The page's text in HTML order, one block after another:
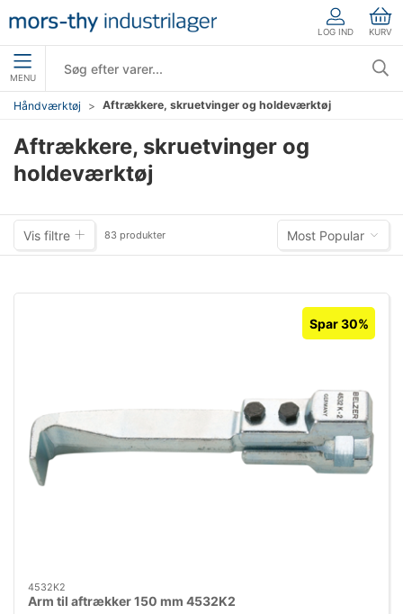
LOG IND KURV
MENU
Håndværktøj Aftrækkere, skruetvinger og holdeværktøj
Aftrækkere, skruetvinger og
holdeværktøj
Vis filtre 83 produkter Most Popular
Spar 30%
4532K2
Arm til aftrækker 150 mm 4532K2